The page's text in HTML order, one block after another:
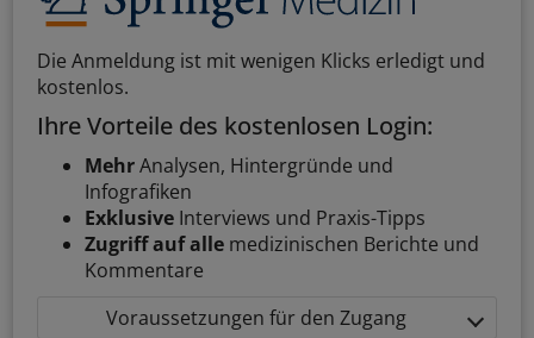
Die Anmeldung ist mit wenigen Klicks erledigt und
kostenlos.
Ihre Vorteile des kostenlosen Login:
MehrAnalysen, Hintergründe und
Infografiken
Exklusive Interviews und Praxis-Tipps
Zugriff auf alle medizinischen Berichte und
Kommentare
Voraussetzungen für den Zugang